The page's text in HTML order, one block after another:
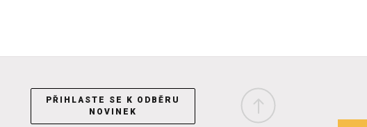
PŘIHLASTE SE K ODBĚRU
NOVINEK